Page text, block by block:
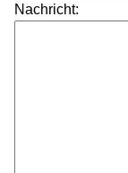
Nachricht: